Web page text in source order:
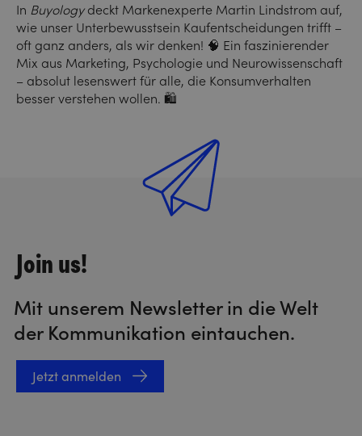
In Buyologydeckt Markenexperte Martin Lindstrom auf,
wie unser Unterbewusstsein Kaufentscheidungen trifft –
oft ganz anders, als wir denken! 🧠 Ein faszinierender
Mix aus Marketing, Psychologie und Neurowissenschaft
– absolut lesenswert für alle, die Konsumverhalten
besser verstehen wollen. 🛍️
Join us!
Mit unserem Newsletter in die Welt
der Kommunikation eintauchen.
Jetzt anmelden